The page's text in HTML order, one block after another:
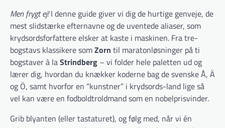
Men frygt ej!I denne guide giver vi dig de hurtige genveje, de
mest slidstærke efternavne og de uventede aliaser, som
krydsordsforfattere elsker at kaste i maskinen. Fra tre-
bogstavs klassikere somZorn til maratonløsninger på ti
bogstaver à laStrindberg – vi folder hele paletten ud og
lærer dig, hvordan du knækker koderne bag de svenske Å, Ä
og Ö, samt hvorfor en “kunstner” i krydsords-land lige så
vel kan være en fodboldtroldmand som en nobelprisvinder.
Grib blyanten (eller tastaturet), og følg med, når vi én